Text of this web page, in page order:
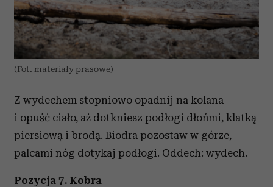
(Fot. materiały prasowe)
Z wydechem stopniowo opadnij na kolana
i opuść ciało, aż dotkniesz podłogi dłońmi, klatką
piersiową i brodą. Biodra pozostaw w górze,
palcami nóg dotykaj podłogi. Oddech: wydech.
Pozycja 7. Kobra